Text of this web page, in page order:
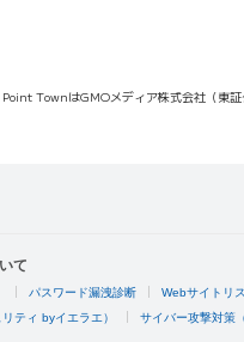
Point TownはGMOメディア株式会社（東証
て
パスワード漏洩診断 Webサイトリ
ティ byイエラエ） サイバー攻撃対策